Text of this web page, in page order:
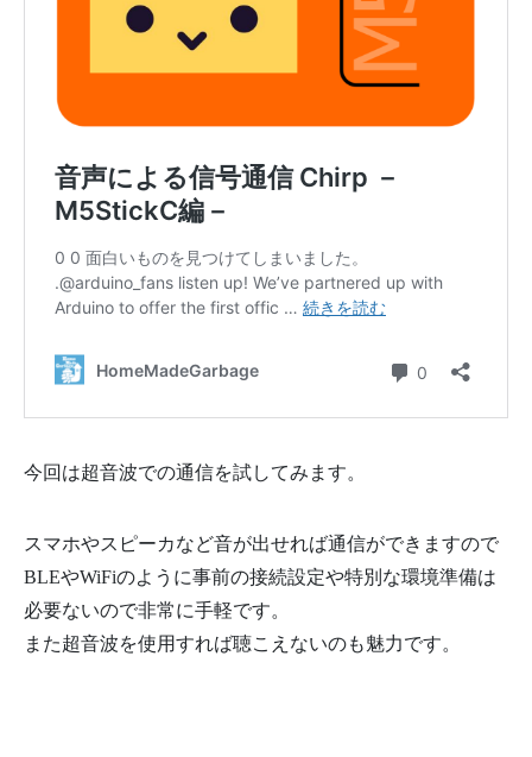
今回は超音波での通信を試してみます。
スマホやスピーカなど音が出せれば通信ができますので
BLEやWiFiのように事前の接続設定や特別な環境準備は
必要ないので非常に手軽です。
また超音波を使用すれば聴こえないのも魅力です。